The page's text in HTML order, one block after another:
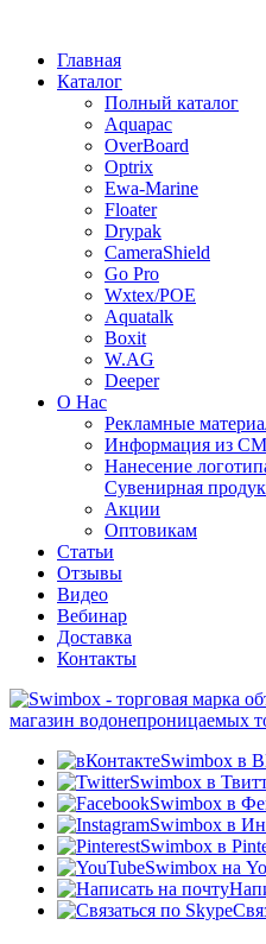
Главная
Каталог
Полный каталог
Aquapac
OverBoard
Optrix
Ewa-Marine
Floater
Drypak
CameraShield
Go Pro
Wxtex/POE
Aquatalk
Boxit
W.AG
Deeper
О Нас
Рекламные
Информация из
Нанесение
Сувенирная
Акции
Оптовикам
Статьи
Отзывы
Видео
Вебинар
Доставка
Контакты
магазин водонепроницаемых
Swimbox в
Swimbox в
Swimbox в
Swimbox в
Swimbox в
Swimbox на